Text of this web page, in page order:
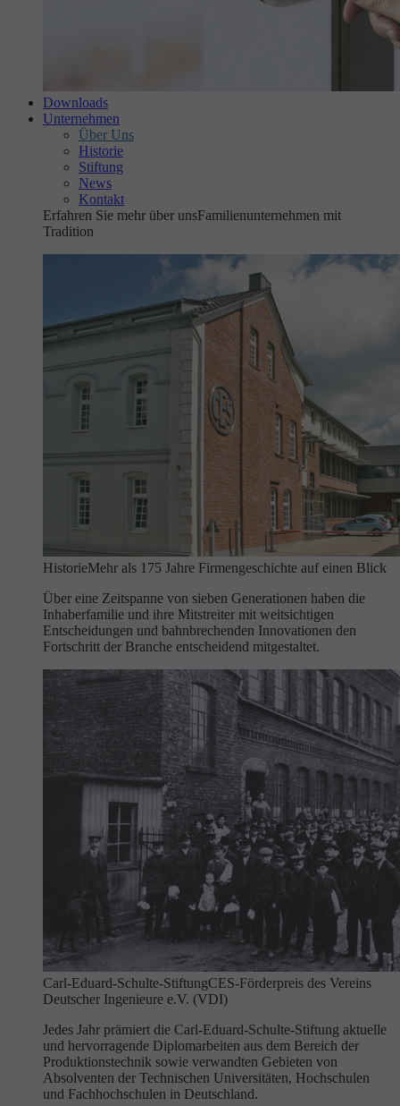
Downloads
Unternehmen
Über Uns
Historie
Stiftung
News
Kontakt
Erfahren Sie mehr über unsFamilienunternehmen mit
Tradition
HistorieMehr als 175 Jahre Firmengeschichte auf einen Blick
Über eine Zeitspanne von sieben Generationen haben die
Inhaberfamilie und ihre Mitstreiter mit weitsichtigen
Entscheidungen und bahnbrechenden Innovationen den
Fortschritt der Branche entscheidend mitgestaltet.
Carl-Eduard-Schulte-StiftungCES-Förderpreis des Vereins
Deutscher Ingenieure e.V. (VDI)
Jedes Jahr prämiert die Carl-Eduard-Schulte-Stiftung aktuelle
und hervorragende Diplomarbeiten aus dem Bereich der
Produktionstechnik sowie verwandten Gebieten von
Absolventen der Technischen Universitäten, Hochschulen
und Fachhochschulen in Deutschland.